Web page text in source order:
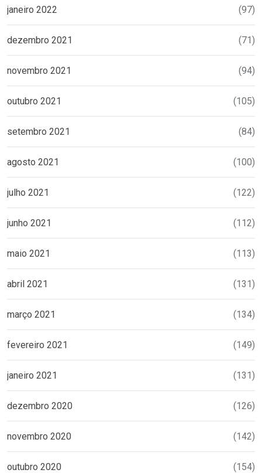
janeiro 2022 (97)
dezembro 2021 (71)
novembro 2021 (94)
outubro 2021 (105)
setembro 2021 (84)
agosto 2021 (100)
julho 2021 (122)
junho 2021 (112)
maio 2021 (113)
abril 2021 (131)
março 2021 (134)
fevereiro 2021 (149)
janeiro 2021 (131)
dezembro 2020 (126)
novembro 2020 (142)
outubro 2020 (154)